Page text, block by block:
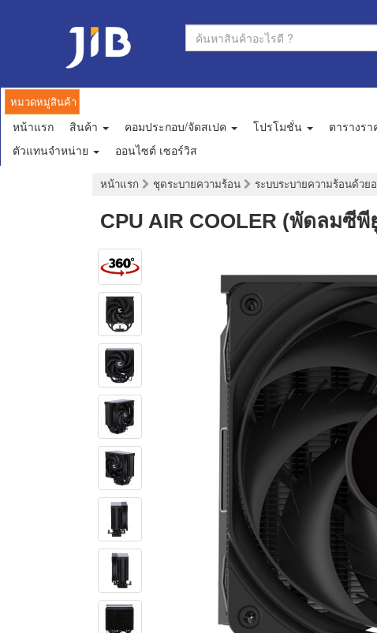
หมวดหมู่สินค้า
หน้าแรก สินค้า คอมประกอบ/จัดสเปค โปรโมชั่น ตารางรา
ตัวแทนจำหน่าย
ออนไซต์ เซอร์วิส
หน้าแรก ชุดระบายความร้อน ระบบระบายความร้อนด้วย
CPU AIR COOLER (พัดลมซี